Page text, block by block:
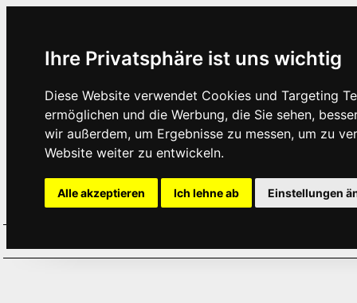
Ihre Privatsphäre ist uns wichtig
Diese Website verwendet Cookies und Targeting
ermöglichen und die Werbung, die Sie sehen,
wir außerdem, um Ergebnisse zu messen, um zu
Website weiter zu entwickeln.
Alle akzeptieren Ich lehne ab Einstellungen